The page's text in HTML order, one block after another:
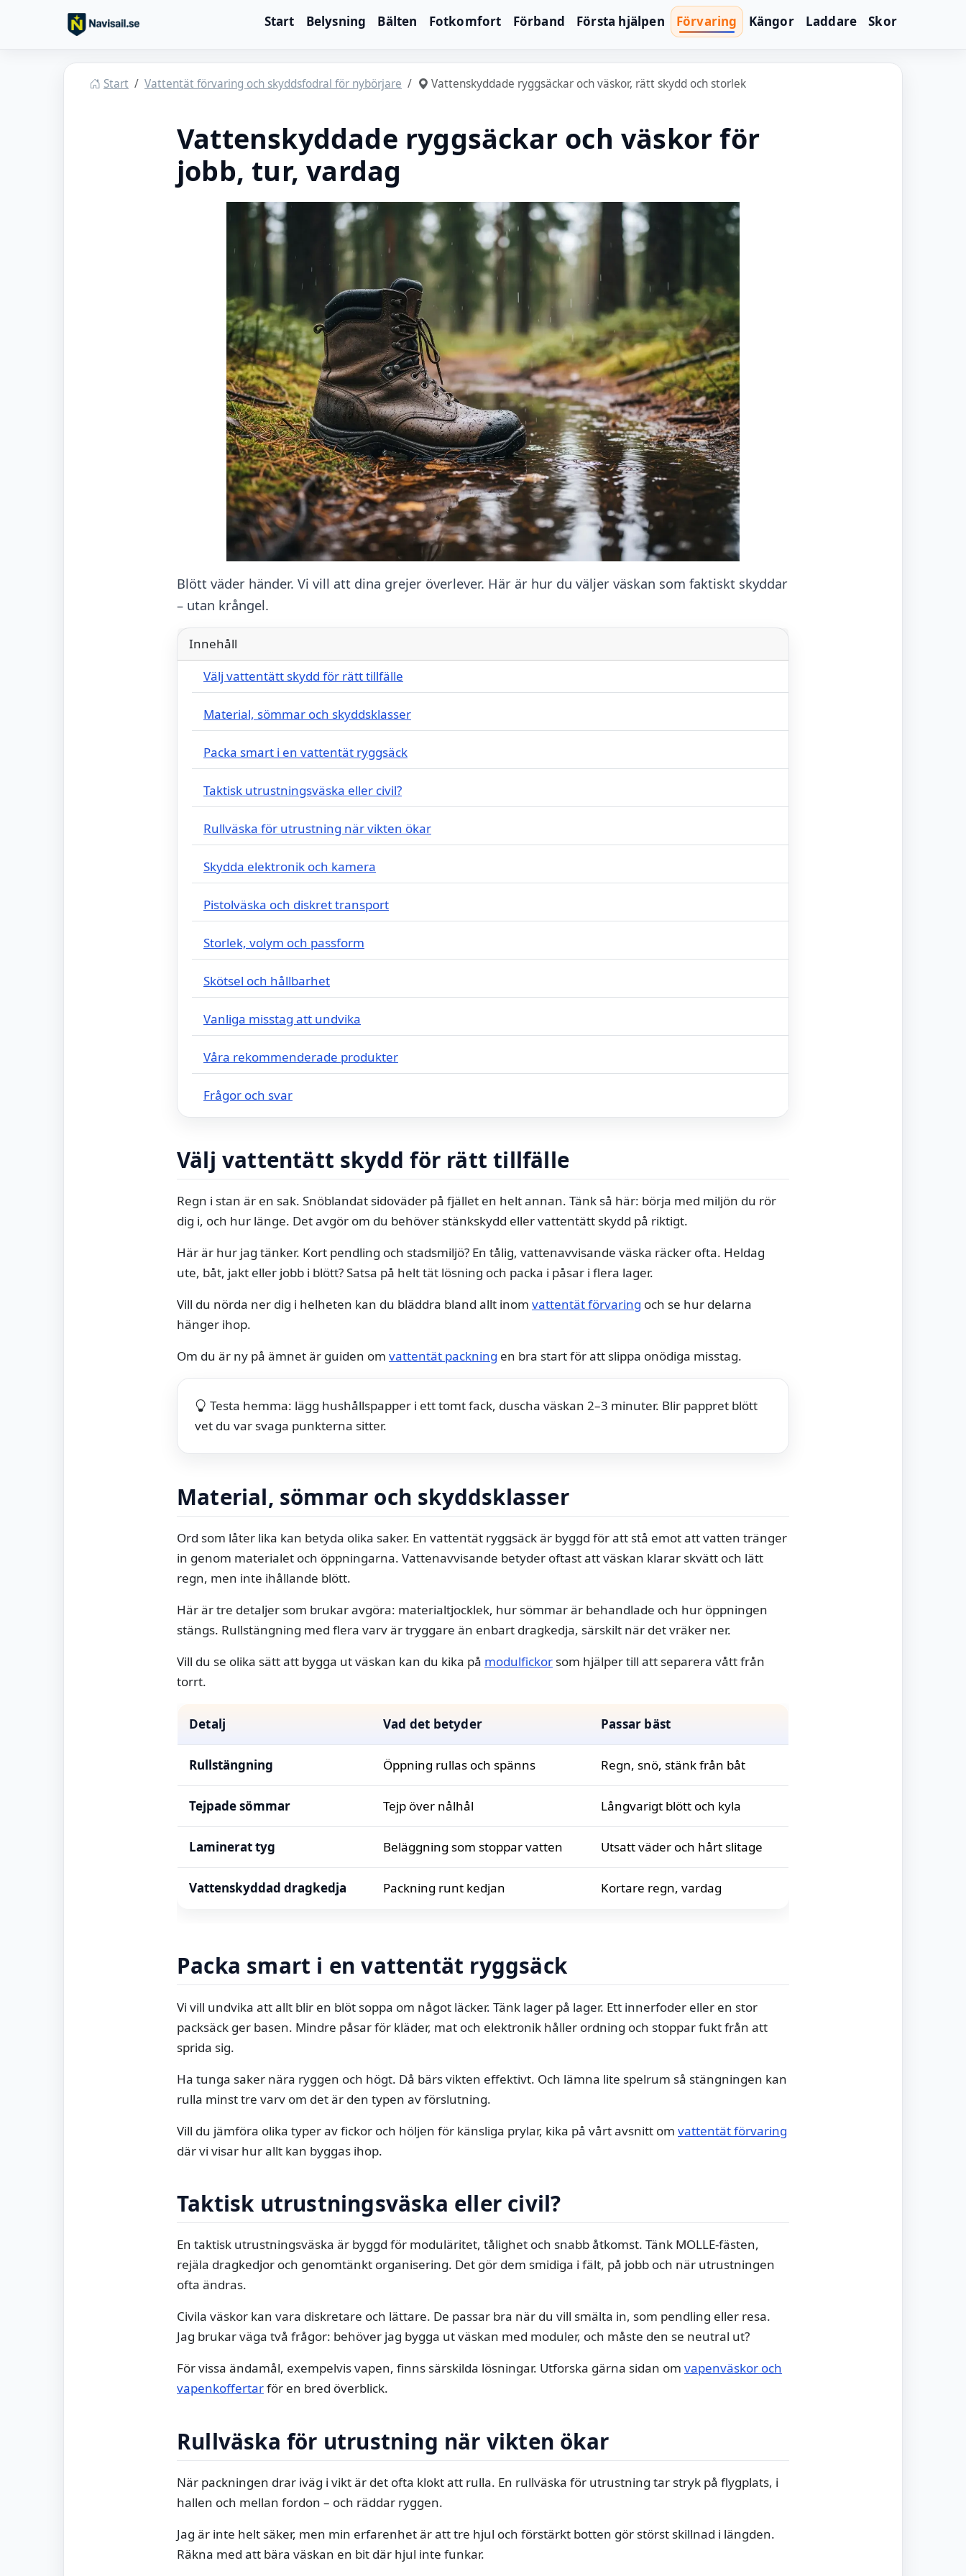
Hoppa till huvudinnehåll
Navisail
Start Belysning Bälten Fotkomfort Förband Första hjälpen Förvaring Kängor Laddare Skor
Start Vattentät förvaring och skyddsfodral för nybörjare Vattenskyddade ryggsäckar och väskor, rätt skydd och storlek
Vattenskyddade ryggsäckar och väskor för
jobb, tur, vardag
Blött väder händer. Vi vill att dina grejer överlever. Här är hur du väljer väskan som faktiskt skyddar
– utan krångel.
Innehåll
Välj vattentätt skydd för rätt tillfälle
Material, sömmar och skyddsklasser
Packa smart i en vattentät ryggsäck
Taktisk utrustningsväska eller civil?
Rullväska för utrustning när vikten ökar
Skydda elektronik och kamera
Pistolväska och diskret transport
Storlek, volym och passform
Skötsel och hållbarhet
Vanliga misstag att undvika
Våra rekommenderade produkter
Frågor och svar
Välj vattentätt skydd för rätt tillfälle
Regn i stan är en sak. Snöblandat sidoväder på fjället en helt annan. Tänk så här: börja med miljön du rör
dig i, och hur länge. Det avgör om du behöver stänkskydd eller vattentätt skydd på riktigt.
Här är hur jag tänker. Kort pendling och stadsmiljö? En tålig, vattenavvisande väska räcker ofta. Heldag
ute, båt, jakt eller jobb i blött? Satsa på helt tät lösning och packa i påsar i flera lager.
Vill du nörda ner dig i helheten kan du bläddra bland allt inom vattentät förvaring och se hur delarna
hänger ihop.
Om du är ny på ämnet är guiden om vattentät packning en bra start för att slippa onödiga misstag.
Testa hemma: lägg hushållspapper i ett tomt fack, duscha väskan 2–3 minuter. Blir pappret blött
vet du var svaga punkterna sitter.
Material, sömmar och skyddsklasser
Ord som låter lika kan betyda olika saker. En vattentät ryggsäck är byggd för att stå emot att vatten tränger
in genom materialet och öppningarna. Vattenavvisande betyder oftast att väskan klarar skvätt och lätt
regn, men inte ihållande blött.
Här är tre detaljer som brukar avgöra: materialtjocklek, hur sömmar är behandlade och hur öppningen
stängs. Rullstängning med flera varv är tryggare än enbart dragkedja, särskilt när det vräker ner.
Vill du se olika sätt att bygga ut väskan kan du kika på modulfickor som hjälper till att separera vått från
torrt.
Detalj Vad det betyder Passar bäst
Rullstängning Öppning rullas och spänns Regn, snö, stänk från båt
Tejpade sömmar Tejp över nålhål Långvarigt blött och kyla
Laminerat tyg Beläggning som stoppar vatten Utsatt väder och hårt slitage
Vattenskyddad dragkedja Packning runt kedjan Kortare regn, vardag
Packa smart i en vattentät ryggsäck
Vi vill undvika att allt blir en blöt soppa om något läcker. Tänk lager på lager. Ett innerfoder eller en stor
packsäck ger basen. Mindre påsar för kläder, mat och elektronik håller ordning och stoppar fukt från att
sprida sig.
Ha tunga saker nära ryggen och högt. Då bärs vikten effektivt. Och lämna lite spelrum så stängningen kan
rulla minst tre varv om det är den typen av förslutning.
Vill du jämföra olika typer av fickor och höljen för känsliga prylar, kika på vårt avsnitt om vattentät förvaring
där vi visar hur allt kan byggas ihop.
Taktisk utrustningsväska eller civil?
En taktisk utrustningsväska är byggd för moduläritet, tålighet och snabb åtkomst. Tänk MOLLE-fästen,
rejäla dragkedjor och genomtänkt organisering. Det gör dem smidiga i fält, på jobb och när utrustningen
ofta ändras.
Civila väskor kan vara diskretare och lättare. De passar bra när du vill smälta in, som pendling eller resa.
Jag brukar väga två frågor: behöver jag bygga ut väskan med moduler, och måste den se neutral ut?
För vissa ändamål, exempelvis vapen, finns särskilda lösningar. Utforska gärna sidan om vapenväskor och
vapenkoffertarför en bred överblick.
Rullväska för utrustning när vikten ökar
När packningen drar iväg i vikt är det ofta klokt att rulla. En rullväska för utrustning tar stryk på flygplats, i
hallen och mellan fordon – och räddar ryggen.
Jag är inte helt säker, men min erfarenhet är att tre hjul och förstärkt botten gör störst skillnad i längden.
Räkna med att bära väskan en bit där hjul inte funkar.